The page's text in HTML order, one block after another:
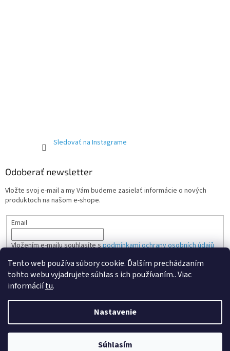
Tento web používa súbory cookie. Ďalším prechádzaním
tohto webu vyjadrujete súhlas s ich používaním.. Viac
informáciítu.
Nastavenie
Súhlasím
Sledovať na Instagrame
Odoberať newsletter
Vložte svoj e-mail a my Vám budeme zasielať informácie o nových
produktoch na našom e-shope.
Email
Vložením e-mailu souhlasíte spodmínkami ochrany osobních údajů
PRIHLÁSIŤ SA
Vytvoril Shoptet Premium
Aretacia rozvodov. Všetky práva vyhradené.